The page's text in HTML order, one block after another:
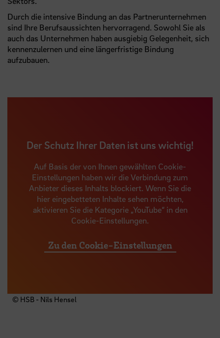
Durch die intensive Bindung an das Partnerunternehmen
sind Ihre Berufsaussichten hervorragend. Sowohl Sie als
auch das Unternehmen haben ausgiebig Gelegenheit, sich
kennenzulernen und eine längerfristige Bindung
aufzubauen.
Der Schutz Ihrer Daten ist uns wichtig!
Auf Basis der von Ihnen gewählten Cookie-
Einstellungen haben wir die Verbindung zum
Anbieter dieses Inhalts blockiert. Wenn Sie die
hier eingebetteten Inhalte sehen möchten,
aktivieren Sie die Kategorie „YouTube“ in den
Cookie-Einstellungen.
Zu den Cookie-Einstellungen
© HSB - Nils Hensel